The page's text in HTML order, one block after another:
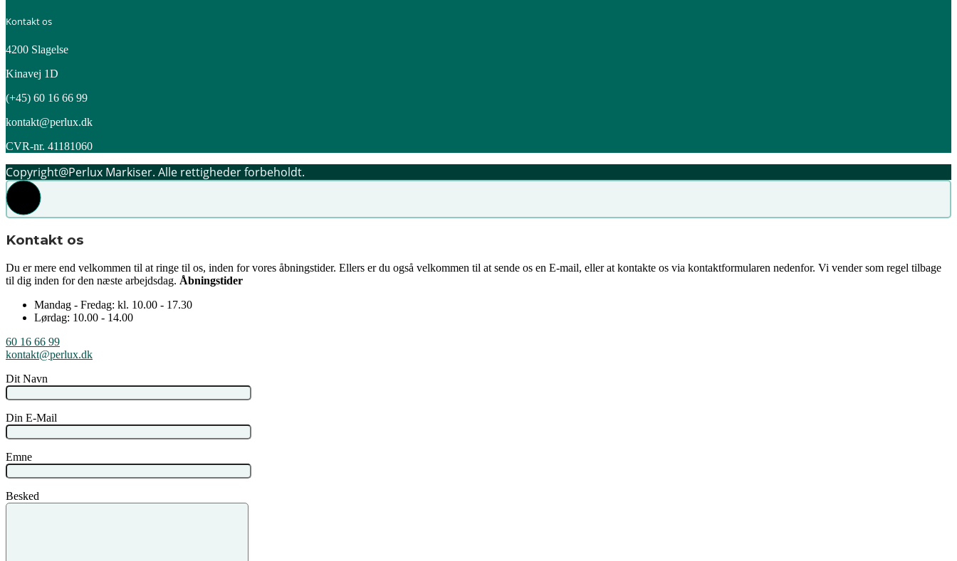
Kontakt os
4200 Slagelse
Kinavej 1D
(+45) 60 16 66 99
kontakt@perlux.dk
CVR-nr. 41181060
Copyright@Perlux Markiser. Alle rettigheder forbeholdt.
Kontakt os
Du er mere end velkommen til at ringe til os, inden for vores åbningstider. Ellers er du også velkommen til at sende os en E-mail, eller at kontakte os via kontaktformularen nedenfor. Vi vender som regel tilbage
til dig inden for den næste arbejdsdag. Åbningstider
Mandag - Fredag: kl. 10.00 - 17.30
Lørdag: 10.00 - 14.00
60 16 66 99
kontakt@perlux.dk
Dit Navn
Din E-Mail
Emne
Besked